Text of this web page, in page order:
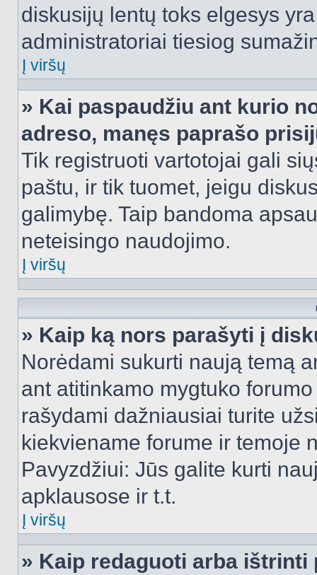
diskusijų lentų toks elgesys
administratoriai tiesiog
Į viršų
» Kai paspaudžiu ant kurio
adreso, manęs paprašo
Tik registruoti vartotojai gali
paštu, ir tik tuomet, jeigu
galimybę. Taip bandoma
neteisingo naudojimo.
Į viršų
» Kaip ką nors parašyti į
Norėdami sukurti naują temą
ant atitinkamo mygtuko
rašydami dažniausiai turite
kiekviename forume ir temoje
Pavyzdžiui: Jūs galite kurti
apklausose ir t.t.
Į viršų
» Kaip redaguoti arba ištrinti